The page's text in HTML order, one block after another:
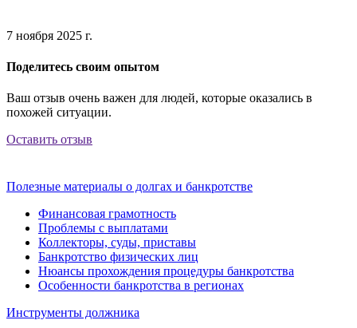
7 ноября 2025 г.
Поделитесь своим опытом
Ваш отзыв очень важен для людей, которые оказались в
похожей ситуации.
Оставить отзыв
Полезные материалы о долгах и банкротстве
Финансовая грамотность
Проблемы с выплатами
Коллекторы, суды, приставы
Банкротство физических лиц
Нюансы прохождения процедуры банкротства
Особенности банкротства в регионах
Инструменты должника